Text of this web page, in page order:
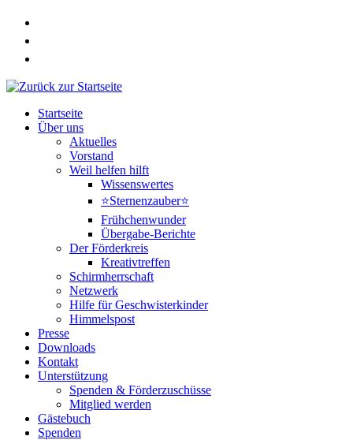
Zum
springen
Startseite
Über uns
Aktuelles
Vorstand
Weil helfen hilft
Wissenswertes
⭐Sternenzauber⭐
Frühchenwunder
Übergabe-Berichte
Der Förderkreis
Kreativtreffen
Schirmherrschaft
Netzwerk
Hilfe für Geschwisterkinder
Himmelspost
Presse
Downloads
Kontakt
Unterstützung
Spenden & Förderzuschüsse
Mitglied werden
Gästebuch
Spenden